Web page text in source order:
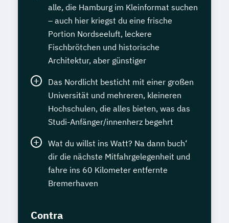
alle, die Hamburg im Kleinformat suchen
– auch hier kriegst du eine frische
Portion Nordseeluft, leckere
Fischbrötchen und historische
Architektur, aber günstiger
Das Nordlicht besticht mit einer großen
Universität und mehreren, kleineren
Hochschulen, die alles bieten, was das
Studi-Anfänger/innenherz begehrt
Wat du willst ins Watt? Na dann buch‘
dir die nächste Mitfahrgelegenheit und
fahre ins 60 Kilometer entfernte
Bremerhaven
Contra